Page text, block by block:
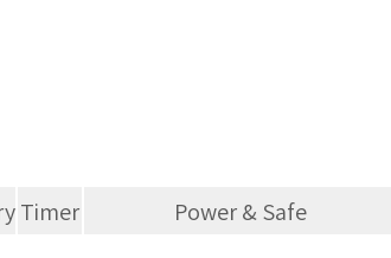
Timer Power & Safe